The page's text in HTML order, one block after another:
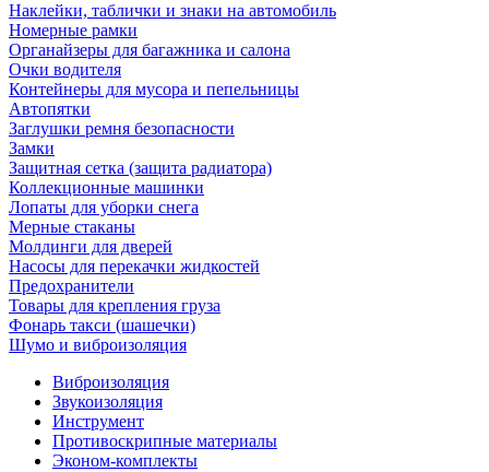
Наклейки, таблички и знаки на автомобиль
Номерные рамки
Органайзеры для багажника и салона
Очки водителя
Контейнеры для мусора и пепельницы
Автопятки
Заглушки ремня безопасности
Замки
Защитная сетка (защита радиатора)
Коллекционные машинки
Лопаты для уборки снега
Мерные стаканы
Молдинги для дверей
Насосы для перекачки жидкостей
Предохранители
Товары для крепления груза
Фонарь такси (шашечки)
Шумо и виброизоляция
Виброизоляция
Звукоизоляция
Инструмент
Противоскрипные материалы
Эконом-комплекты